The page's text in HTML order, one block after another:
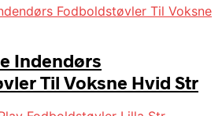
Indendørs
Til Voksne Hvid Str